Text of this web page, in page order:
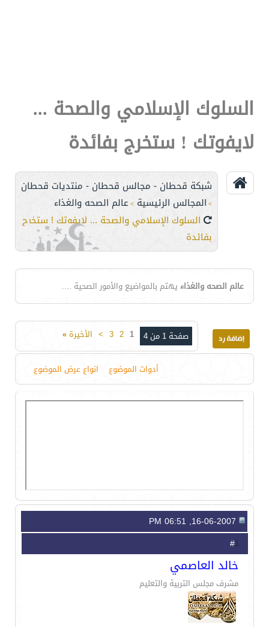
السلوك الإسلامي والصحة ...
لايفوتك ! ستخرج بفائدة
شبكة قحطان - مجالس قحطان - منتديات قحطان
> المجالس الرئيسية > عالم الصحه والغذاء
السلوك الإسلامي والصحة ... لايفوتك ! ستخرج
بفائدة
عالم الصحه والغذاء يهتم بالمواضيع والأمور الصحية ....
صفحة 1 من 4 1
2
3
> الأخيرة»
أدوات الموضوع انواع عرض الموضوع
1
خالد العاصمي
مشرف مجلس التربية والتعليم